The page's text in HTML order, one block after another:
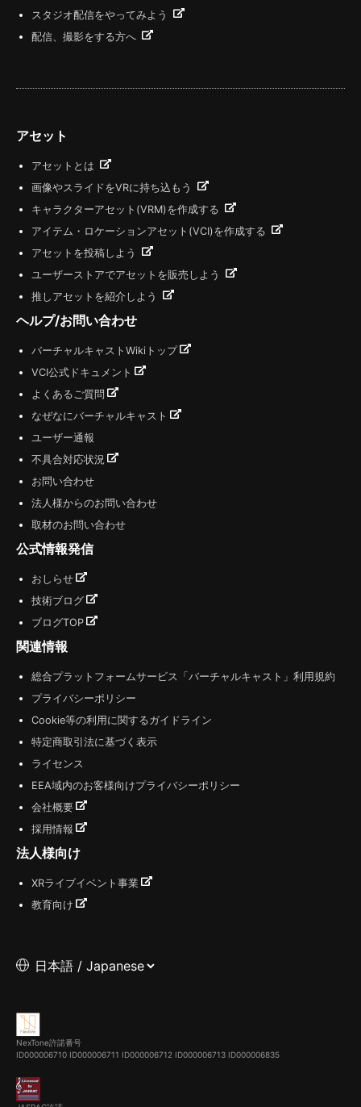
スタジオ配信をやってみよう
配信、撮影をする方へ
アセット
アセットとは
画像やスライドをVRに持ち込もう
キャラクターアセット(VRM)を作成する
アイテム・ロケーションアセット(VCI)を作成する
アセットを投稿しよう
ユーザーストアでアセットを販売しよう
推しアセットを紹介しよう
ヘルプ/お問い合わせ
バーチャルキャストWikiトップ
VCI公式ドキュメント
よくあるご質問
なぜなにバーチャルキャスト
ユーザー通報
不具合対応状況
お問い合わせ
法人様からのお問い合わせ
取材のお問い合わせ
公式情報発信
おしらせ
技術ブログ
ブログTOP
関連情報
総合プラットフォームサービス「バーチャルキャスト」利用規約
プライバシーポリシー
Cookie等の利用に関するガイドライン
特定商取引法に基づく表示
ライセンス
EEA域内のお客様向けプライバシーポリシー
会社概要
採用情報
法人様向け
XRライブイベント事業
教育向け
NexTone許諾番号
ID000006710 ID000006711 ID000006712 ID000006713 ID000006835